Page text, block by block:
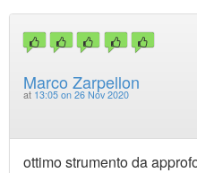
Marco Zarpellon
at 13:05 on 26 Nov 2020
ottimo strumento da